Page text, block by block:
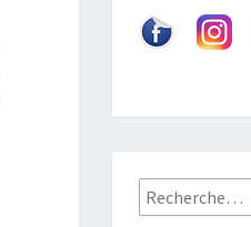
Recherche
: